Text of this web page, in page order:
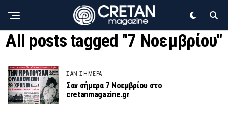
All posts tagged "7 Νοεμβρίου"
ΣΑΝ ΣΗΜΕΡΑ
Σαν σήμερα 7 Νοεμβρίου στο
cretanmagazine.gr